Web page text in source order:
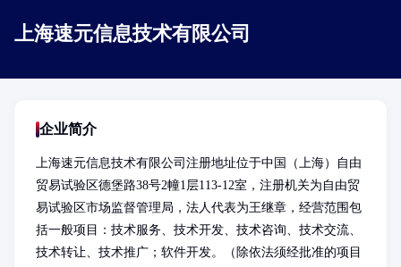
上海速元信息技术有限公司
企业简介
上海速元信息技术有限公司注册地址位于中国（上海）自由
贸易试验区德堡路38号2幢1层113-12室，注册机关为自由贸
易试验区市场监督管理局，法人代表为王继章，经营范围包
括一般项目：技术服务、技术开发、技术咨询、技术交流、
技术转让、技术推广；软件开发。（除依法须经批准的项目